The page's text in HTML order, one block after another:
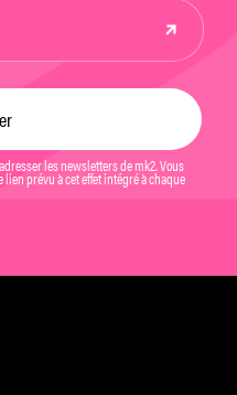
les newsletters de mk2. Vous
prévu à cet effet intégré à chaque